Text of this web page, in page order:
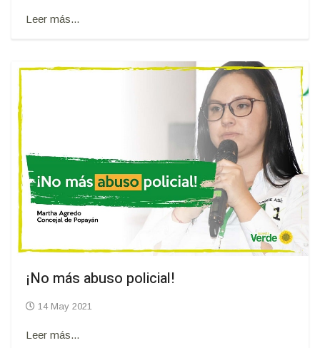
Leer más...
¡No más abuso policial!
14 May 2021
Leer más...